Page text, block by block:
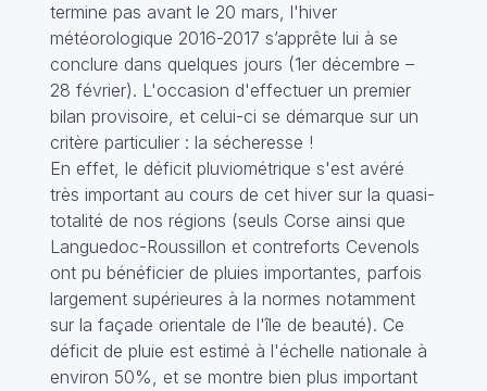
termine pas avant le 20 mars, l'hiver
météorologique 2016-2017 s’apprête lui à se
conclure dans quelques jours (1er décembre –
28 février). L'occasion d'effectuer un premier
bilan provisoire, et celui-ci se démarque sur un
critère particulier : la sécheresse !
En effet, le déficit pluviométrique s'est avéré
très important au cours de cet hiver sur la quasi-
totalité de nos régions (seuls Corse ainsi que
Languedoc-Roussillon et contreforts Cevenols
ont pu bénéficier de pluies importantes, parfois
largement supérieures à la normes notamment
sur la façade orientale de l'île de beauté). Ce
déficit de pluie est estimé à l'échelle nationale à
environ 50%, et se montre bien plus important